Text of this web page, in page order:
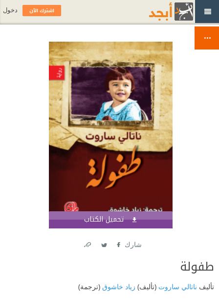
تحميل الكتاب
شارك
طفولة
تأليف ناتالي ساروت (تأليف) زياد خاشوق (ترجمة)
اشترك الآن دخول